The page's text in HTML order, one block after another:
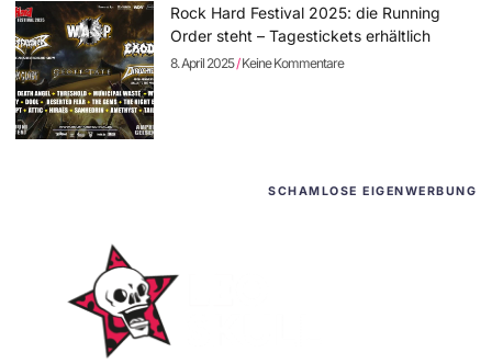
Rock Hard Festival 2025: die Running
Order steht – Tagestickets erhältlich
8. April 2025 Keine Kommentare
SCHAMLOSE EIGENWERBUNG